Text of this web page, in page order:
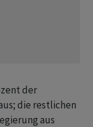
der
die restlichen
aus